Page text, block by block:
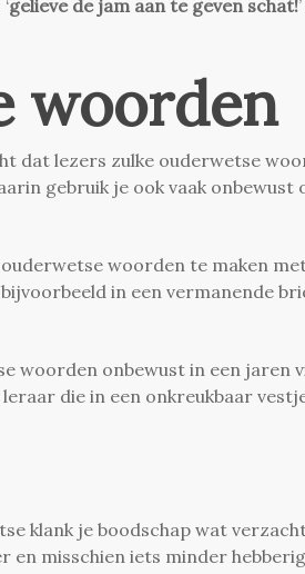
gelieve de jam aan te geven schat!
woorden
dat lezers zulke ouderwetse
gebruik je ook vaak onbewust
woorden te maken
in een vermanende
woorden onbewust in een jaren
die in een onkreukbaar
klank je boodschap wat
en misschien iets minder